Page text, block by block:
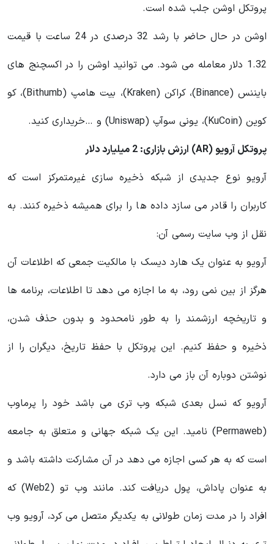
پروتکل اوشن جلب شده است.
اوشن در حال حاضر با رشد 32 درصدی در 24 ساعت با قیمت
1.32 دلار معامله می شود. می توانید اوشن را در اکسچنج های
بایننس (Binance)، کراکن (Kraken)، بیت هامپ (Bithumb)، کو
کوین (KuCoin)، یونی سوآپ (Uniswap) و …خریداری کنید.
پروتکل آرویو (AR) ارزش بازاری: 2 میلیارد دلار
آرویو نوع جدیدی از شبکه ذخیره سازی غیرمتمرکز است که
کاربران را قادر می سازد داده ها را برای همیشه ذخیره کنند. به
نقل از وب سایت رسمی آن:
آرویو به‌ عنوان یک هارد دیسک با مالکیت جمعی که اطلاعات آن
هرگز از بین نمی رود، به ما اجازه می‌ دهد تا اطلاعات، برنامه‌ ها
و تاریخچه ارزشمند را به‌ طور نامحدود و بدون حذف شدن،
ذخیره و حفظ کنیم. این پروتکل با حفظ تاریخ، دیگران را از
نوشتن دوباره آن باز می دارد.
آرویو که نسل بعدی شبکه وب تری می باشد خود را پرماوب
(Permaweb) نامید. این یک شبکه جهانی و متعلق به جامعه
است که به هر کسی اجازه می دهد در آن مشارکت داشته باشد و
به عنوان پاداش، پول دریافت کند. مانند وب تو (Web2) که
افراد را در مدت زمان طولانی به یکدیگر متصل می کرد، آرویو وب